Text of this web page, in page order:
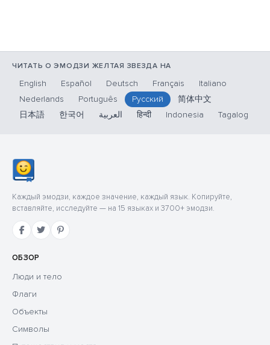
ЧИТАТЬ О ЭМОДЗИ ЖЕЛТАЯ ЗВЕЗДА НА
English Español Deutsch Français
Italiano
Nederlands
Português Русский
简体中文
日本語
한국어 العربية हिन्दी Indonesia Tagalog
Каждый эмодзи, каждое значение, каждый язык. Копируйте,
вставляйте, исследуйте — на 15 языках и 3700+ эмодзи.
ОБЗОР
Люди и тело
Флаги
Объекты
Символы